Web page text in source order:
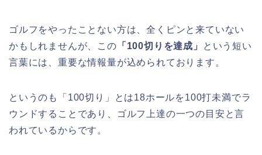
ゴルフをやったことない方は、全くピンと来ていない
かもしれませんが、この 「100切りを達成」
という短い
言葉には、重要な情報量が込められております。
というのも「100切り」とは18ホールを100打未満でラ
ウンドすることであり、ゴルフ上達の一つの目安と言
われているからです。